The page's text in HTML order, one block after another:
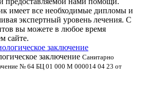
имеет все необходимые дипломы и
экспертный уровень лечения. С
вы можете в любое время
сайте.
заключение Санитарно
№ 64 БЦ 01 000 М 000014 04 23 от